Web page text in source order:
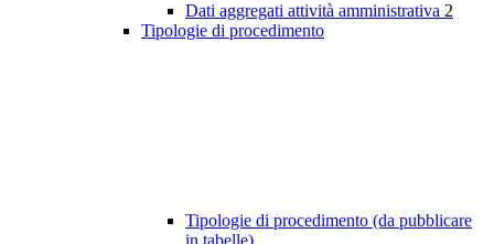
Dati aggregati attività amministrativa 2
Tipologie di procedimento
Tipologie di procedimento (da pubblicare